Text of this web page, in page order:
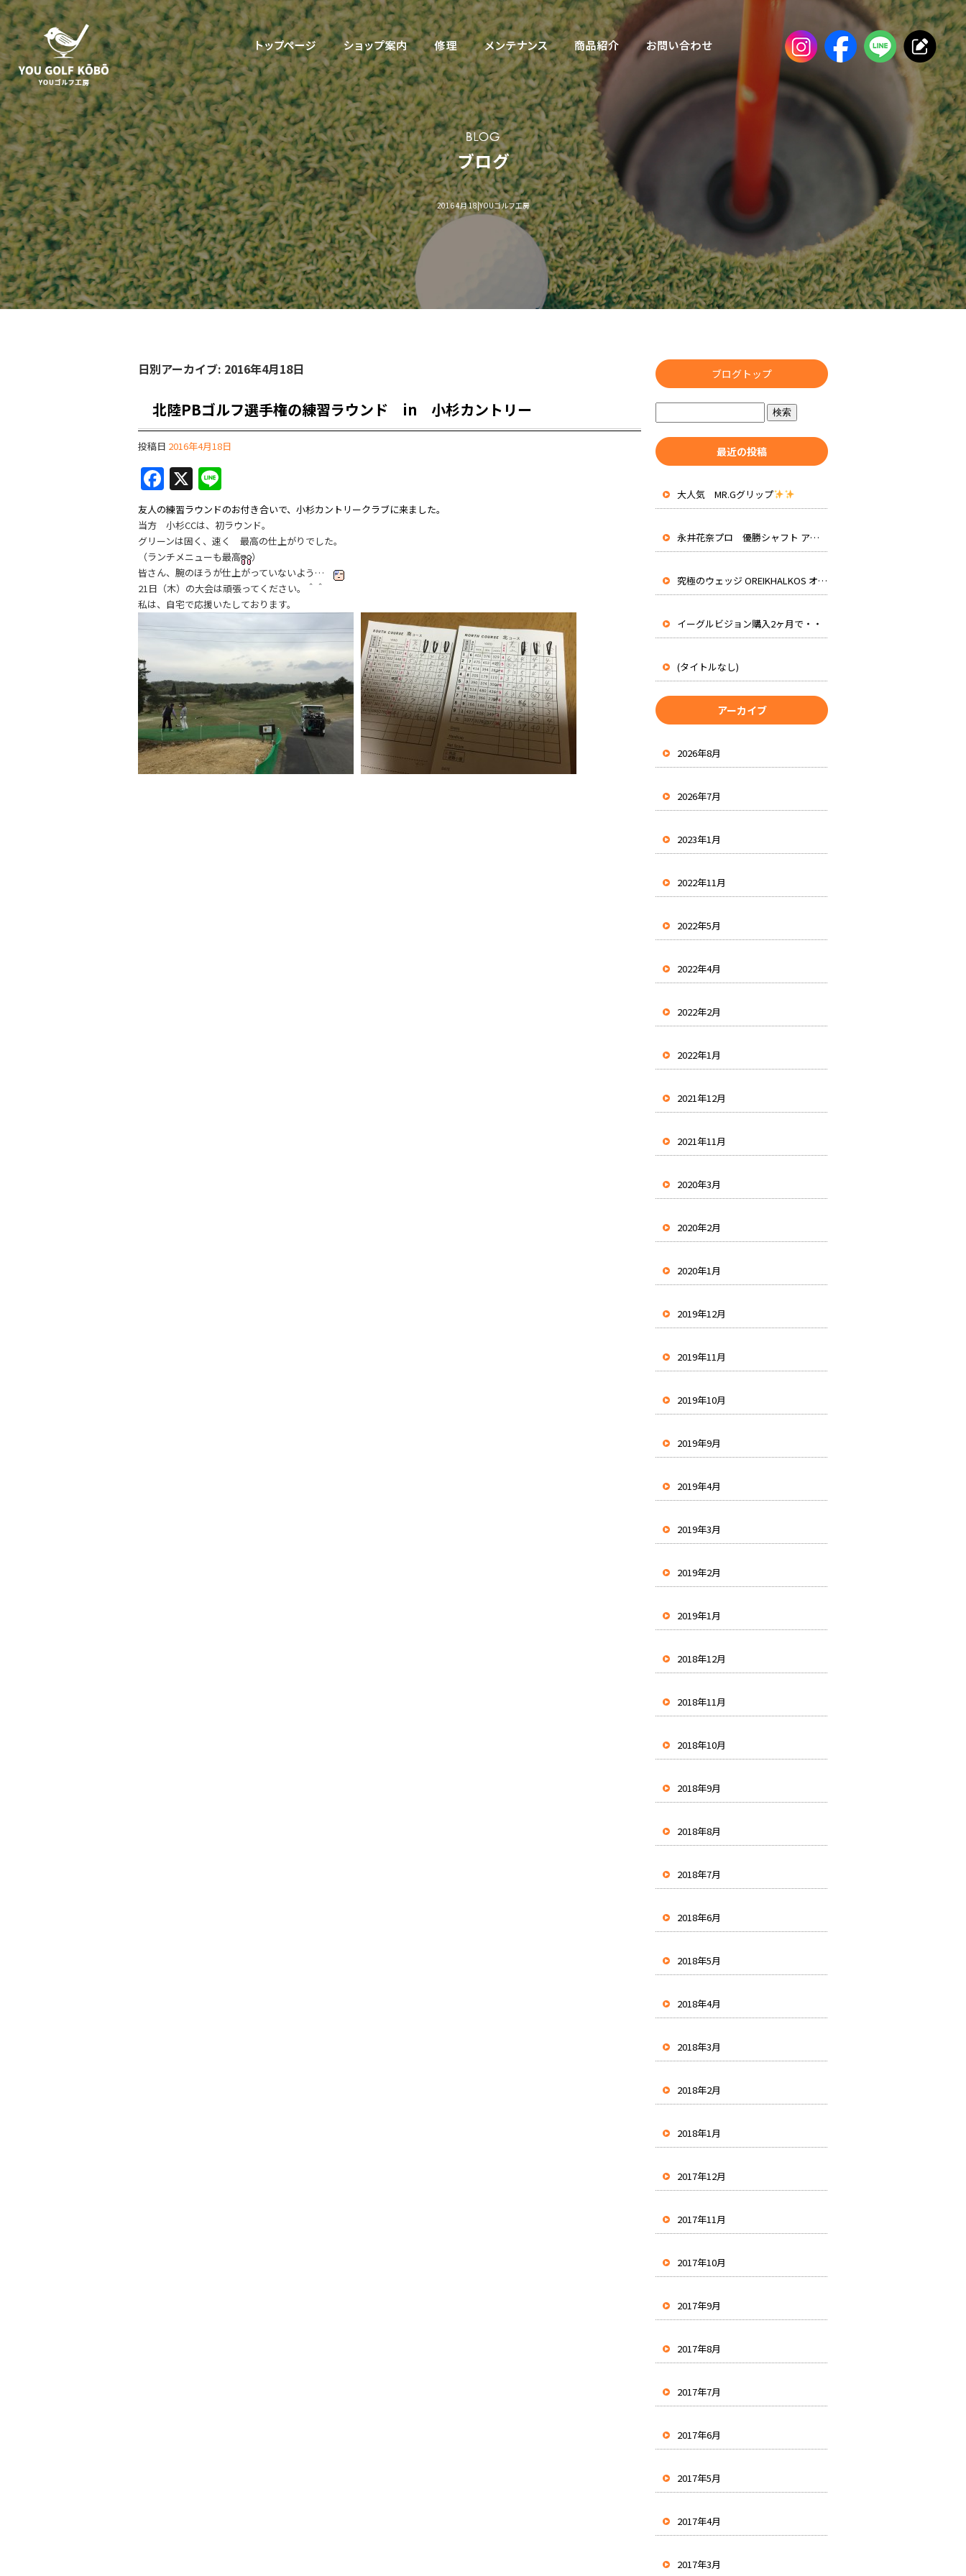
2016 4月 18|YOUゴルフ工房
日別アーカイブ: 2016年4月18日
北陸PBゴルフ選手権の練習ラウンド in 小杉カントリー
投稿日 2016年4月18日
F
a
c
e
b
o
o
k
X
n
e
友人の練習ラウンドのお付き合いで、小杉カントリークラブに来ました。
当方 小杉CCは、初ラウンド。
グリーンは固く、速く 最高の仕上がりでした。
（ランチメニューも最高
）
皆さん、腕のほうが仕上がっていないよう…
21日（木）の大会は頑張ってください。＾＾
私は、自宅で応援いたしております。
ブログトップ
最近の投稿
大人気 MR.Gグリップ
永井花奈プロ 優勝シャフト アッタスRXピュアブルー 先行入荷
究極のウェッジ OREIKHALKOS オレイカルコス
イーグルビジョン購入2ヶ月で・・
(タイトルなし)
アーカイブ
2026年8月
2026年7月
2023年1月
2022年11月
2022年5月
2022年4月
2022年2月
2022年1月
2021年12月
2021年11月
2020年3月
2020年2月
2020年1月
2019年12月
2019年11月
2019年10月
2019年9月
2019年4月
2019年3月
2019年2月
2019年1月
2018年12月
2018年11月
2018年10月
2018年9月
2018年8月
2018年7月
2018年6月
2018年5月
2018年4月
2018年3月
2018年2月
2018年1月
2017年12月
2017年11月
2017年10月
2017年9月
2017年8月
2017年7月
2017年6月
2017年5月
2017年4月
2017年3月